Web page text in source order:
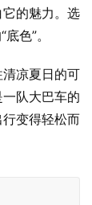
的魅力。选
色”。
凉夏日的可
队大巴车的
变得轻松而